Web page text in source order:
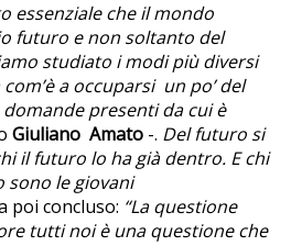
essenziale che il mondo
futuro e non soltanto del
studiato i modi più diversi
a occuparsi un po’ del
presenti da cui è
Giuliano Amato -. Del futuro si
il futuro lo ha già dentro. E chi
sono le giovani
poi concluso: “La questione
tutti noi è una questione che